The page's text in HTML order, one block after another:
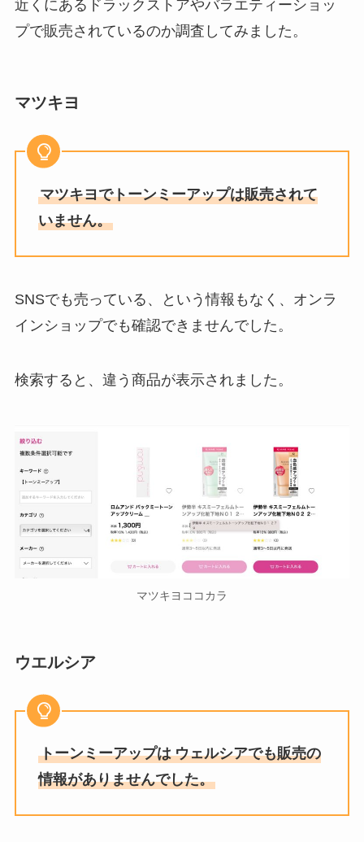
アの売り場は？マツキヨは？効果
や値段解説
精製水は100均に売ってる？ドラ
パソコンを買うならどこの電気
屋？どこのメーカー？家電量販店
は高い？おすすめの購入方法
近くにあるドラックストアやバラエティーショッ
プで販売されているのか調査してみました。
マツキヨ
マツキヨでトーンミーアップは販売されて
いません。
SNSでも売っている、という情報もなく、オンラ
インショップでも確認できませんでした。
検索すると、違う商品が表示されました。
マツキヨココカラ
ウエルシア
トーンミーアップは ウェルシアでも販売の
情報がありませんでした。